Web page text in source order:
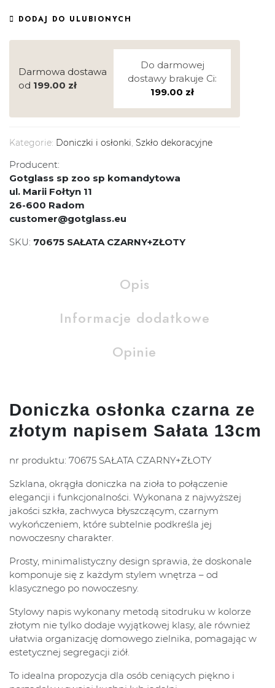
DODAJ DO ULUBIONYCH
Darmowa dostawa
od 199.00 zł
Do darmowej
dostawy brakuje Ci:
199.00 zł
Kategorie: Doniczki i osłonki, Szkło dekoracyjne
Producent:
Gotglass sp zoo sp komandytowa
ul. Marii Fołtyn 11
26-600 Radom
customer@gotglass.eu
SKU: 70675 SAŁATA CZARNY+ZŁOTY
Opis
Informacje dodatkowe
Opinie
Doniczka osłonka czarna ze
złotym napisem Sałata 13cm
nr produktu: 70675 SAŁATA CZARNY+ZŁOTY
Szklana, okrągła doniczka na zioła to połączenie
elegancji i funkcjonalności. Wykonana z najwyższej
jakości szkła, zachwyca błyszczącym, czarnym
wykończeniem, które subtelnie podkreśla jej
nowoczesny charakter.
Prosty, minimalistyczny design sprawia, że doskonale
komponuje się z każdym stylem wnętrza – od
klasycznego po nowoczesny.
Stylowy napis wykonany metodą sitodruku w kolorze
złotym nie tylko dodaje wyjątkowej klasy, ale również
ułatwia organizację domowego zielnika, pomagając w
estetycznej segregacji ziół.
To idealna propozycja dla osób ceniących piękno i